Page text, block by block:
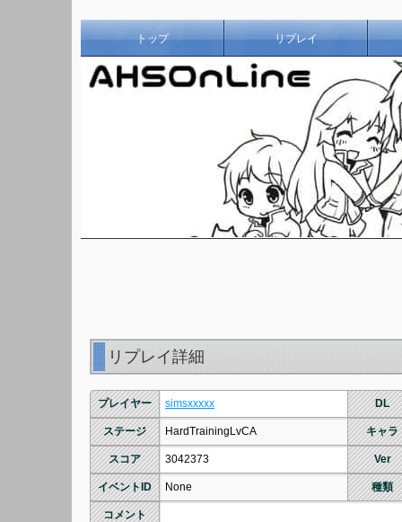
トップ リプレイ
リプレイ詳細
プレイヤー simsxxxxx DL
ステージ HardTrainingLvCA キャラ
スコア 3042373 Ver
イベントID None 種類
コメント